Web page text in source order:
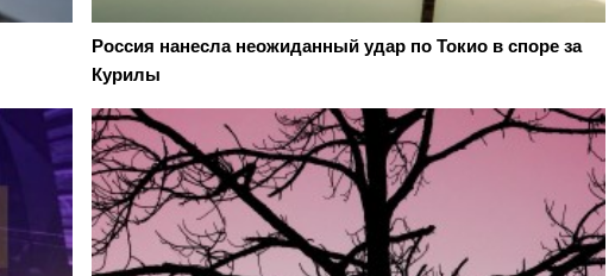
Россия нанесла неожиданный удар по Токио в споре за
Курилы